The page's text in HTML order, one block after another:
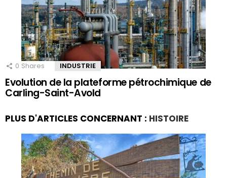
0 Shares INDUSTRIE
Evolution de la plateforme pétrochimique de
Carling-Saint-Avold
PLUS D'ARTICLES CONCERNANT : HISTOIRE